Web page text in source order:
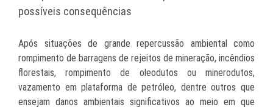
possíveis consequências
Após situações de grande repercussão ambiental como
rompimento de barragens de rejeitos de mineração, incêndios
florestais, rompimento de oleodutos ou minerodutos,
vazamento em plataforma de petróleo, dentre outros que
ensejam danos ambientais significativos ao meio em que